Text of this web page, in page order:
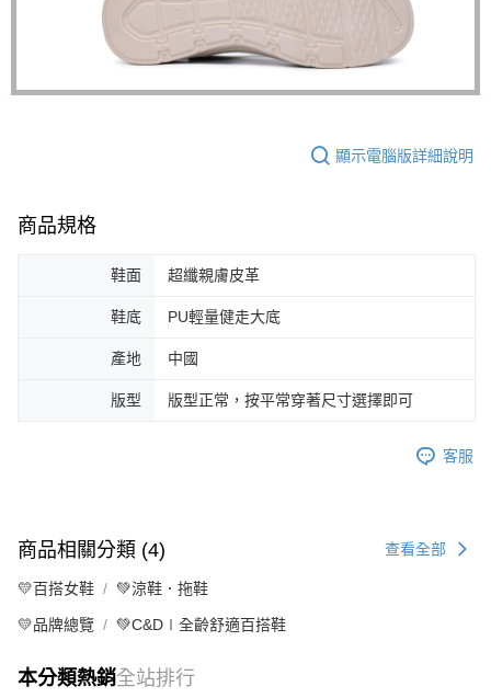
顯示電腦版詳細說明
商品規格
鞋面 超纖親膚皮革
鞋底 PU輕量健走大底
產地 中國
版型 版型正常，按平常穿著尺寸選擇即可
客服
商品相關分類 (4) 查看全部
💛百搭女鞋 💚涼鞋．拖鞋
💛品牌總覽 💚C&D∣全齡舒適百搭鞋
本分類熱銷全站排行